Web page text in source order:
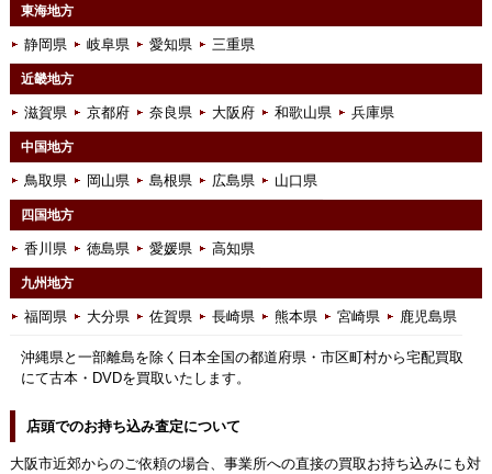
東海地方
静岡県 岐阜県 愛知県 三重県
近畿地方
滋賀県 京都府 奈良県 大阪府 和歌山県 兵庫県
中国地方
鳥取県 岡山県 島根県 広島県 山口県
四国地方
香川県 徳島県 愛媛県 高知県
九州地方
福岡県 大分県 佐賀県 長崎県 熊本県 宮崎県 鹿児島県
沖縄県と一部離島を除く日本全国の都道府県・市区町村から宅配買取
にて古本・DVDを買取いたします。
店頭でのお持ち込み査定について
大阪市近郊からのご依頼の場合、事業所への直接の買取お持ち込みにも対